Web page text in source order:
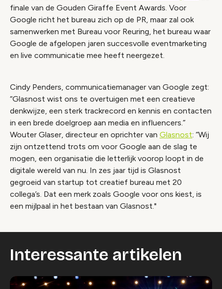
finale van de Gouden Giraffe Event Awards. Voor
Google richt het bureau zich op de PR, maar zal ook
samenwerken met Bureau voor Reuring, het bureau waar
Google de afgelopen jaren succesvolle eventmarketing
en live communicatie mee heeft neergezet.
Cindy Penders, communicatiemanager van Google zegt:
“Glasnost wist ons te overtuigen met een creatieve
denkwijze, een sterk trackrecord en kennis en contacten
in een brede doelgroep aan media en influencers.”
Wouter Glaser, directeur en oprichter van Glasnost: “Wij
zijn ontzettend trots om voor Google aan de slag te
mogen, een organisatie die letterlijk voorop loopt in de
digitale wereld van nu. In zes jaar tijd is Glasnost
gegroeid van startup tot creatief bureau met 20
collega’s. Dat een merk zoals Google voor ons kiest, is
een mijlpaal in het bestaan van Glasnost."
Interessante artikelen